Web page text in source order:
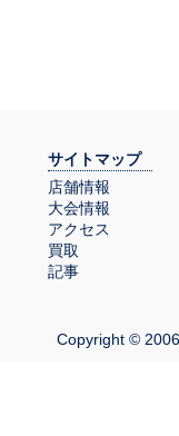
サイトマップ
店舗情報
大会情報
アクセス
買取
記事
Copyright ©